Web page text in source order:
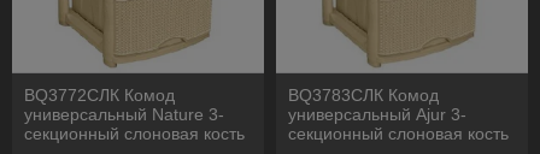
BQ3772СЛК Комод
универсальный Nature 3-
секционный слоновая кость
BQ3783СЛК Комод
универсальный Ajur 3-
секционный слоновая кость